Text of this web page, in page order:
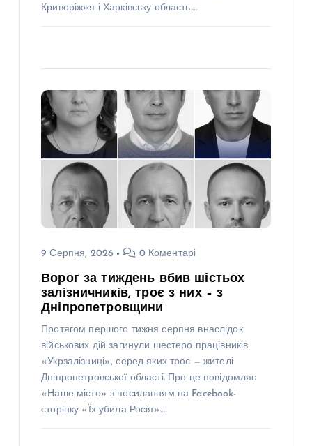
Криворіжжя і Харківську область.…
9 Серпня, 2026 0 Коментарі
Ворог за тиждень вбив шістьох
залізничників, троє з них – з
Дніпропетровщини
Протягом першого тижня серпня внаслідок
військових дій загинули шестеро працівників
«Укрзалізниці», серед яких троє — жителі
Дніпропетровської області. Про це повідомляє
«Наше місто» з посиланням на Facebook-
сторінку «Їх убила Росія».…